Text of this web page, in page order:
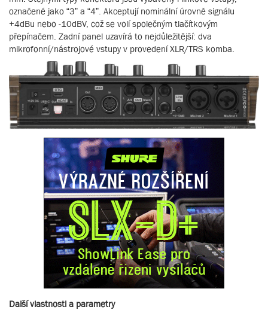
označené jako “3” a “4”. Akceptují nominální úrovně signálu
+4dBu nebo -10dBV, což se volí společným tlačítkovým
přepínačem. Zadní panel uzavírá to nejdůležitější: dva
mikrofonní/nástrojové vstupy v provedení XLR/TRS komba.
Další vlastnosti a parametry